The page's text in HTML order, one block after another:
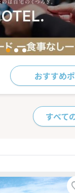
おすすめ
すべて